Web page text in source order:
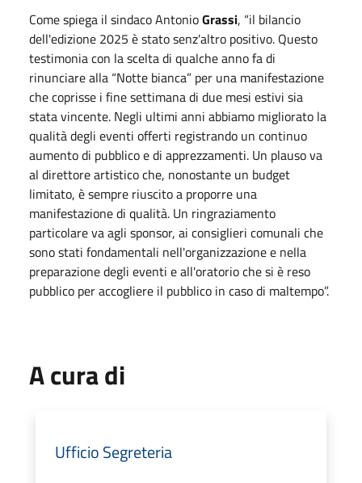
Come spiega il sindaco AntonioGrassi, “il bilancio
dell'edizione 2025 è stato senz'altro positivo. Questo
testimonia con la scelta di qualche anno fa di
rinunciare alla “Notte bianca” per una manifestazione
che coprisse i fine settimana di due mesi estivi sia
stata vincente. Negli ultimi anni abbiamo migliorato la
qualità degli eventi offerti registrando un continuo
aumento di pubblico e di apprezzamenti. Un plauso va
al direttore artistico che, nonostante un budget
limitato, è sempre riuscito a proporre una
manifestazione di qualità. Un ringraziamento
particolare va agli sponsor, ai consiglieri comunali che
sono stati fondamentali nell'organizzazione e nella
preparazione degli eventi e all'oratorio che si è reso
pubblico per accogliere il pubblico in caso di maltempo”.
A cura di
Ufficio Segreteria